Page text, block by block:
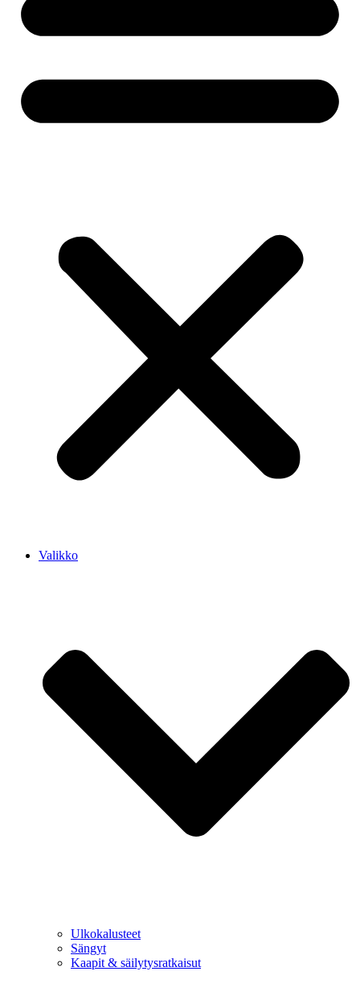
Valikko
Ulkokalusteet
Sängyt
Kaapit & säilytysratkaisut